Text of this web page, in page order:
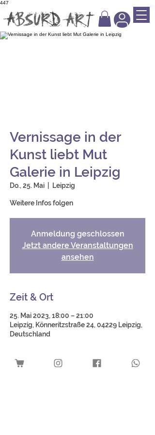
447
Vernissage in der
Kunst liebt Mut
Galerie in Leipzig
Do., 25. Mai Leipzig
Weitere Infos folgen
Anmeldung geschlossen
Jetzt andere Veranstaltungen
ansehen
Zeit & Ort
25. Mai 2023, 18:00 – 21:00
Leipzig, Könneritzstraße 24, 04229 Leipzig,
Deutschland
Über die Veranstaltung